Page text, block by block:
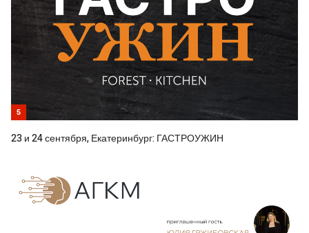
5
23 и 24 сентября, Екатеринбург: ГАСТРОУЖИН